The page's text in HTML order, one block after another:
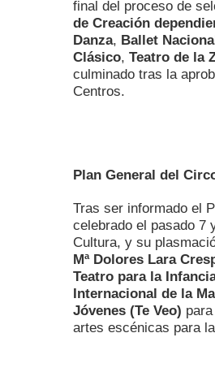
final del proceso de
de Creación
Danza, Ballet
Clásico, Teatro de la
culminado tras la
Centros.
Plan General del
Tras ser informado el
celebrado el pasado 7
Cultura, y su
Mª Dolores Lara
Teatro para la
Internacional de la
Jóvenes (Te Veo)
artes escénicas para